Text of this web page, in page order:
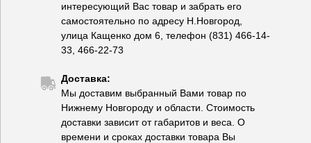
интересующий Вас товар и забрать его
самостоятельно по адресу Н.Новгород,
улица Кащенко дом 6, телефон (831) 466-14-
33, 466-22-73
Доставка:
Мы доставим выбранный Вами товар по
Нижнему Новгороду и области. Стоимость
доставки зависит от габаритов и веса. О
времени и сроках доставки товара Вы